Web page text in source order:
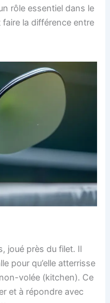
rôle essentiel dans le
la différence entre
joué près du filet. Il
pour qu’elle atterrisse
volée (kitchen). Ce
et à répondre avec